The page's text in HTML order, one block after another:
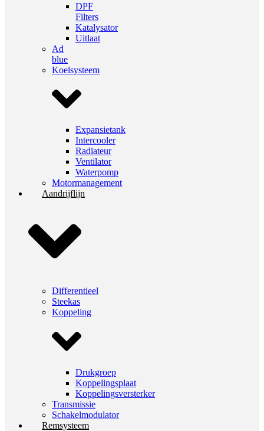
DPF
Filters
Katalysator
Uitlaat
Ad
blue
Koelsysteem
Expansietank
Intercooler
Radiateur
Ventilator
Waterpomp
Motormanagement
Aandrijflijn
Differentieel
Steekas
Koppeling
Drukgroep
Koppelingsplaat
Koppelingsversterker
Transmissie
Schakelmodulator
Remsysteem